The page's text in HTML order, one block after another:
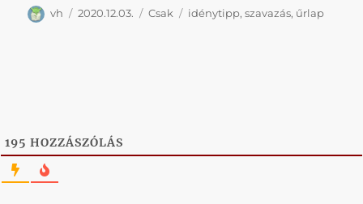
Szerző
vh Közzétéve
2020.12.03. Kategória
Csak Címke
idénytipp,szavazás, űrlap
195 HOZZÁSZÓLÁS